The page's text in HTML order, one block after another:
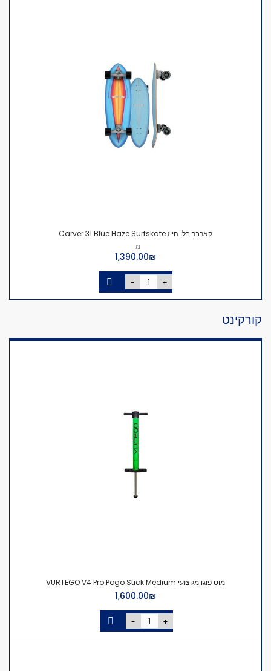
קארבר בלו הייז Carver 31 Blue Haze Surfskate
מ-
₪‏1,390.00
- +
קורקינט
מוט פוגו מקצועי VURTEGO V4 Pro Pogo Stick Medium
₪‏1,600.00
- +